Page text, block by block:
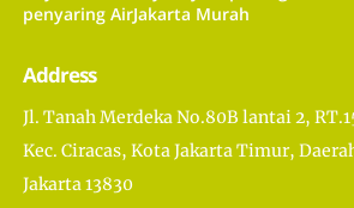
penyaring AirJakarta Murah
Address
Jl. Tanah Merdeka No.80B lantai 2,
Kec. Ciracas, Kota Jakarta Timur,
Jakarta 13830